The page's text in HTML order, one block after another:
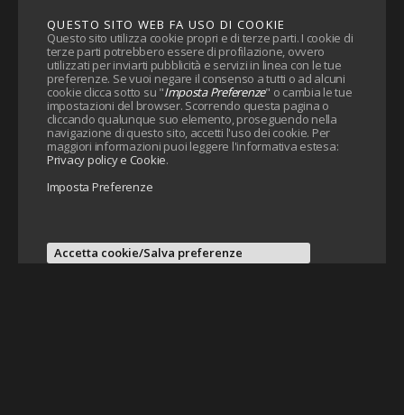
QUESTO SITO WEB FA USO DI COOKIE
Questo sito utilizza cookie propri e di terze parti. I cookie di
terze parti potrebbero essere di profilazione, ovvero
utilizzati per inviarti pubblicità e servizi in linea con le tue
preferenze. Se vuoi negare il consenso a tutti o ad alcuni
cookie clicca sotto su "Imposta Preferenze" o cambia le tue
impostazioni del browser. Scorrendo questa pagina o
cliccando qualunque suo elemento, proseguendo nella
navigazione di questo sito, accetti l'uso dei cookie. Per
maggiori informazioni puoi leggere l'informativa estesa:
Privacy policy e Cookie.
Imposta Preferenze
Accetta cookie/Salva preferenze